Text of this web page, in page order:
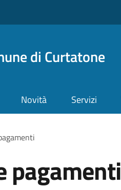
di Curtatone
Novità Servizi
pane
pagamenti